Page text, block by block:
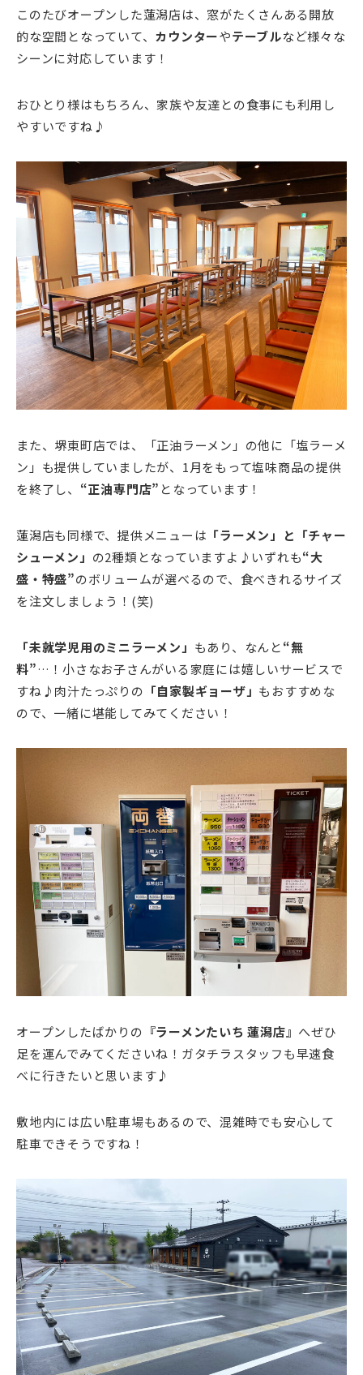
このたびオープンした蓮潟店は、窓がたくさんある開放
的な空間となっていて、 カウンターやテーブルなど様々な
シーンに対応しています！
おひとり様はもちろん、家族や友達との食事にも利用し
やすいですね♪
また、堺東町店では、「正油ラーメン」の他に「塩ラーメ
ン」も提供していましたが、1月をもって塩味商品の提供
を終了し、 “正油専門店” となっています！
蓮潟店も同様で、提供メニューは 「ラーメン」と「チャー
シューメン」 の2種類となっていますよ♪いずれも“大
盛・特盛”のボリュームが選べるので、食べきれるサイズ
を注文しましょう！(笑)
「未就学児用のミニラーメン」 もあり、なんと“無
料”…！小さなお子さんがいる家庭には嬉しいサービスで
すね♪肉汁たっぷりの 「自家製ギョーザ」 もおすすめな
ので、一緒に堪能してみてください！
オープンしたばかりの 『ラーメンたいち 蓮潟店』 へぜひ
足を運んでみてくださいね！ガタチラスタッフも早速食
べに行きたいと思います♪
敷地内には広い駐車場もあるので、混雑時でも安心して
駐車できそうですね！